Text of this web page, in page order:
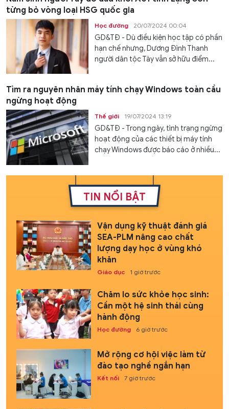
từng bỏ vòng loại HSG quốc gia
Học đường 20/07/2024 00:04
GD&TĐ - Dù điều kiện học tập có phần
hạn chế nhưng, Dương Đình Thanh
người dân tộc Tày vẫn sở hữu điểm...
Tìm ra nguyên nhân máy tính chạy Windows toàn cầu
ngừng hoạt động
Thế giới 19/07/2024 13:19
GD&TĐ - Trong ngày, tình trạng ngừng
hoạt động của các thiết bị máy tính
chạy Windows được báo cáo ở nhiều...
TIN NỔI BẬT
Vận dụng kỹ thuật đánh giá
SEA-PLM nâng cao chất
lượng dạy học ở vùng khó
khăn
Giáo dục 1 giờ trước
Chăm lo sức khỏe học sinh:
Cần một hệ sinh thái cùng
hành động
Học đường 6 giờ trước
Mở rộng cơ hội việc làm từ
đào tạo nghề ngắn hạn
Kết nối 7 giờ trước